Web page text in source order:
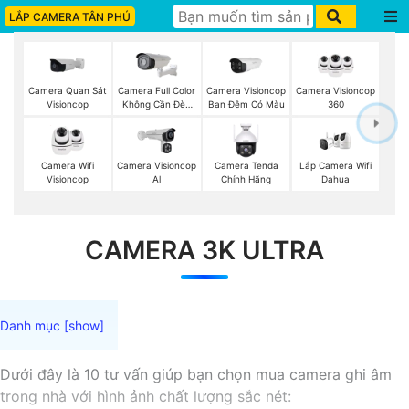
LẮP CAMERA TÂN PHÚ
Camera Quan Sát
Visioncop
Camera Full Color
Không Cần Đèn
Camera Visioncop
Ban Đêm Có Màu
Camera Visioncop
360
Camera Wifi
Visioncop
Camera Visioncop
Al
Camera Tenda
Chính Hãng
Lắp Camera Wifi
Dahua
CAMERA 3K ULTRA
Dưới đây là 10 tư vấn giúp bạn chọn mua camera ghi âm
trong nhà với hình ảnh chất lượng sắc nét: